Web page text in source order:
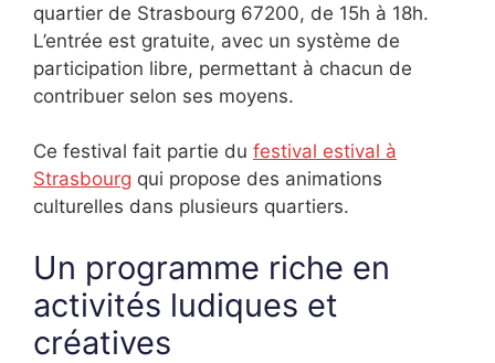
quartier de Strasbourg 67200, de 15h à 18h.
L’entrée est gratuite, avec un système de
participation libre, permettant à chacun de
contribuer selon ses moyens.
Ce festival fait partie du festival estival à
Strasbourg qui propose des animations
culturelles dans plusieurs quartiers.
Un programme riche en
activités ludiques et
créatives